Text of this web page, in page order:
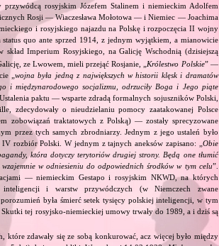
rosyjskim Józefem Stalinem i niemieckim Adolfem
Rosji — Wiaczesława Mołotowa — i Niemiec — Joachima
i rosyjskiego najazdu na Polskę i rozpoczęcia II wojny
quo ante sprzed 1914, z jednym wyjątkiem, a mianowicie
skład Imperium Rosyjskiego, na Galicję Wschodnią (dzisiejszą
ze Lwowem, mieli przejąć Rosjanie, „ Królestwo Polskie” —
„ wojna była jedną z największych w historii klęsk i dramatów
i międzynarodowego socjalizmu, odrzuciły Boga i Jego piąte
paktu — wsparte zdradą formalnych sojuszników Polski,
zdecydowały o nieudzielaniu pomocy zaatakowanej Polsce
zobowiązań traktatowych z Polską) — zostały sprecyzowane
przez tych samych zbrodniarzy. Jednym z jego ustaleń było
rozbiór Polski. W jednym z tajnych aneksów zapisano: „ Obie
która dotyczy terytoriów drugiej strony. Będą one tłumić
w odniesieniu do odpowiednich środków w tym celu”.
— niemieckim Gestapo i rosyjskim NKWD, na których
i warstw przywódczych (w Niemczech zwane
była śmierć setek tysięcy polskiej inteligencji, w tym
tej rosyjsko‐niemieckiej umowy trwały do 1989, a i dziś są
zdawały się ze sobą konkurować, acz więcej było między